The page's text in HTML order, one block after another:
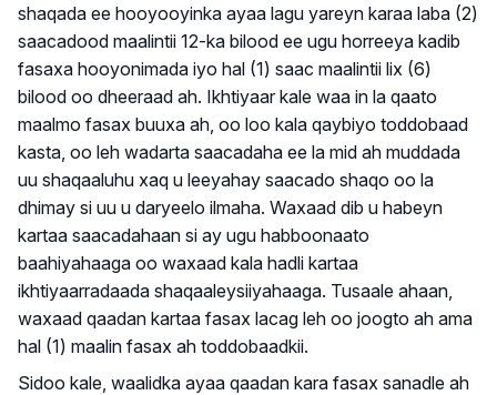
shaqada ee hooyooyinka ayaa lagu yareyn karaa laba (2)
saacadood maalintii 12-ka bilood ee ugu horreeya kadib
fasaxa hooyonimada iyo hal (1) saac maalintii lix (6)
bilood oo dheeraad ah. Ikhtiyaar kale waa in la qaato
maalmo fasax buuxa ah, oo loo kala qaybiyo toddobaad
kasta, oo leh wadarta saacadaha ee la mid ah muddada
uu shaqaaluhu xaq u leeyahay saacado shaqo oo la
dhimay si uu u daryeelo ilmaha. Waxaad dib u habeyn
kartaa saacadahaan si ay ugu habboonaato
baahiyahaaga oo waxaad kala hadli kartaa
ikhtiyaarradaada shaqaaleysiiyahaaga. Tusaale ahaan,
waxaad qaadan kartaa fasax lacag leh oo joogto ah ama
hal (1) maalin fasax ah toddobaadkii.
Sidoo kale, waalidka ayaa qaadan kara fasax sanadle ah